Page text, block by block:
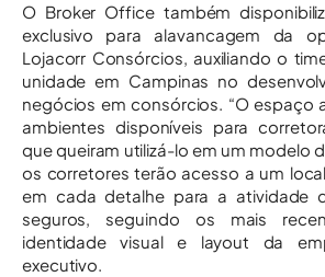
O Broker Office também
exclusivo para alavancagem da
Lojacorr Consórcios, auxiliando o
unidade em Campinas no
negócios em consórcios. “O espaço
ambientes disponíveis para
que queiram utilizá-lo em um modelo
os corretores terão acesso a um
em cada detalhe para a atividade
seguros, seguindo os mais
identidade visual e layout da
executivo.